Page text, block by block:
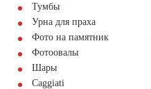
Тумбы
Урна для праха
Фото на памятник
Фотоовалы
Шары
Сaggiati